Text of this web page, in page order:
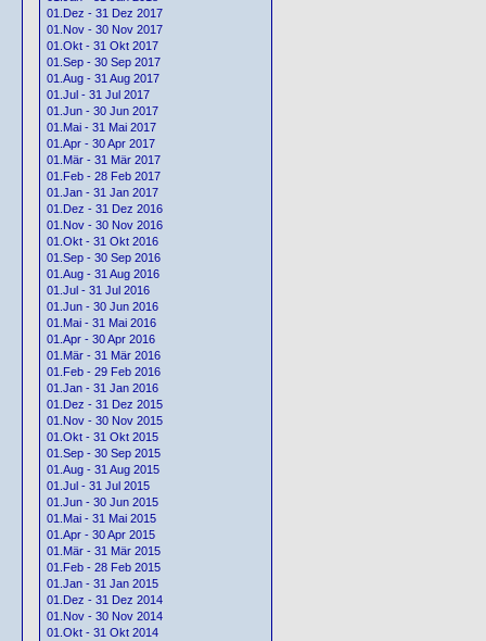
01.Dez - 31 Dez 2017
01.Nov - 30 Nov 2017
01.Okt - 31 Okt 2017
01.Sep - 30 Sep 2017
01.Aug - 31 Aug 2017
01.Jul - 31 Jul 2017
01.Jun - 30 Jun 2017
01.Mai - 31 Mai 2017
01.Apr - 30 Apr 2017
01.Mär - 31 Mär 2017
01.Feb - 28 Feb 2017
01.Jan - 31 Jan 2017
01.Dez - 31 Dez 2016
01.Nov - 30 Nov 2016
01.Okt - 31 Okt 2016
01.Sep - 30 Sep 2016
01.Aug - 31 Aug 2016
01.Jul - 31 Jul 2016
01.Jun - 30 Jun 2016
01.Mai - 31 Mai 2016
01.Apr - 30 Apr 2016
01.Mär - 31 Mär 2016
01.Feb - 29 Feb 2016
01.Jan - 31 Jan 2016
01.Dez - 31 Dez 2015
01.Nov - 30 Nov 2015
01.Okt - 31 Okt 2015
01.Sep - 30 Sep 2015
01.Aug - 31 Aug 2015
01.Jul - 31 Jul 2015
01.Jun - 30 Jun 2015
01.Mai - 31 Mai 2015
01.Apr - 30 Apr 2015
01.Mär - 31 Mär 2015
01.Feb - 28 Feb 2015
01.Jan - 31 Jan 2015
01.Dez - 31 Dez 2014
01.Nov - 30 Nov 2014
01.Okt - 31 Okt 2014